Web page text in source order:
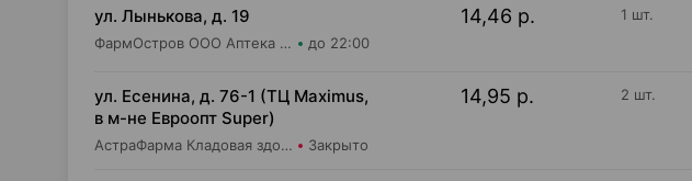
ул. Лынькова, д. 19
ФармОстров ООО Аптека №7 на Лынькова до 22:00
14,46 р. 1 шт.
ул. Есенина, д. 76-1 (ТЦ Maximus,
в м-не Евроопт Super)
АстраФарма Кладовая здоровья ООО Аптека №9 Закрыто
14,95 р. 2 шт.